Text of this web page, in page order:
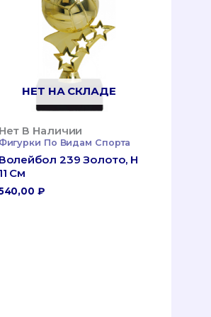
НЕТ НА СКЛАДЕ
Нет В Наличии
Фигурки По Видам Спорта
Волейбол 239 Золото, H
11 См
₽